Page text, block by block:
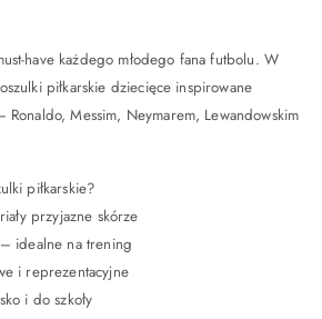
have każdego młodego fana futbolu. W
piłkarskie dziecięce inspirowane
Ronaldo, Messim, Neymarem, Lewandowskim
piłkarskie?
przyjazne skórze
idealne na trening
i reprezentacyjne
i do szkoły